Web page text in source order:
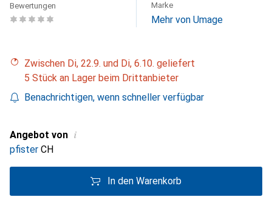
Bewertungen Marke
Mehr von Umage
Zwischen Di, 22.9. und Di, 6.10. geliefert
5 Stück an Lager beim Drittanbieter
Benachrichtigen, wenn schneller verfügbar
Angebot von i
pfister CH
In den Warenkorb